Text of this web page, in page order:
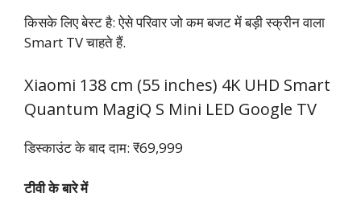
किसके लिए बेस्ट है: ऐसे परिवार जो कम बजट में बड़ी स्क्रीन वाला
Smart TV चाहते हैं.
Xiaomi 138 cm (55 inches) 4K UHD Smart
Quantum MagiQ S Mini LED Google TV
डिस्काउंट के बाद दाम: ₹69,999
टीवी के बारे में